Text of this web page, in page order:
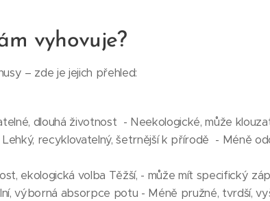
vyhovuje?
– zde je jejich přehled:
dlouhá životnost - Neekologické, může
Lehký, recyklovatelný, šetrnější k přírodě - Méně
ekologická volba Těžší, - může mít specifický
výborná absorpce potu - Méně pružné, tvrdší,